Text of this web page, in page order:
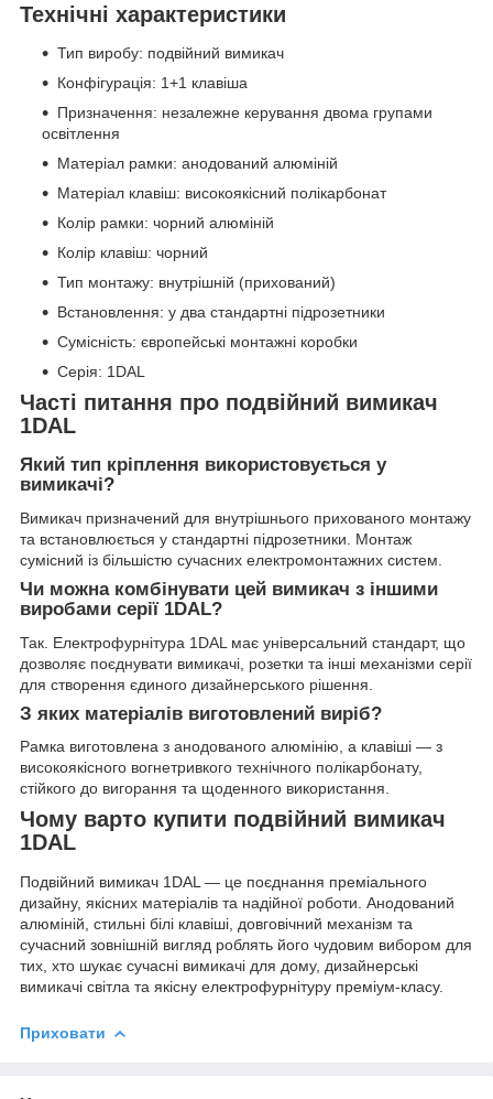
Технічні характеристики
Тип виробу: подвійний вимикач
Конфігурація: 1+1 клавіша
Призначення: незалежне керування двома групами
освітлення
Матеріал рамки: анодований алюміній
Матеріал клавіш: високоякісний полікарбонат
Колір рамки: чорний алюміній
Колір клавіш: чорний
Тип монтажу: внутрішній (прихований)
Встановлення: у два стандартні підрозетники
Сумісність: європейські монтажні коробки
Серія: 1DAL
Часті питання про подвійний вимикач
1DAL
Який тип кріплення використовується у
вимикачі?
Вимикач призначений для внутрішнього прихованого монтажу
та встановлюється у стандартні підрозетники. Монтаж
сумісний із більшістю сучасних електромонтажних систем.
Чи можна комбінувати цей вимикач з іншими
виробами серії 1DAL?
Так. Електрофурнітура 1DAL має універсальний стандарт, що
дозволяє поєднувати вимикачі, розетки та інші механізми серії
для створення єдиного дизайнерського рішення.
З яких матеріалів виготовлений виріб?
Рамка виготовлена з анодованого алюмінію, а клавіші — з
високоякісного вогнетривкого технічного полікарбонату,
стійкого до вигорання та щоденного використання.
Чому варто купити подвійний вимикач
1DAL
Подвійний вимикач 1DAL — це поєднання преміального
дизайну, якісних матеріалів та надійної роботи. Анодований
алюміній, стильні білі клавіші, довговічний механізм та
сучасний зовнішній вигляд роблять його чудовим вибором для
тих, хто шукає сучасні вимикачі для дому, дизайнерські
вимикачі світла та якісну електрофурнітуру преміум-класу.
Приховати